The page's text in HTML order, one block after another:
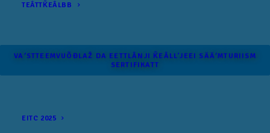
TEÂTTǨEÂLBB
VAʹSTTEEMVUÕĐLAŽ DA EETTLÂNJI ǨEÂLLʼJEEI SÄÄʹM­TURIISM
SERTIFIKATT
EITC 2025